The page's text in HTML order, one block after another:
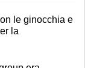
le ginocchia e
la